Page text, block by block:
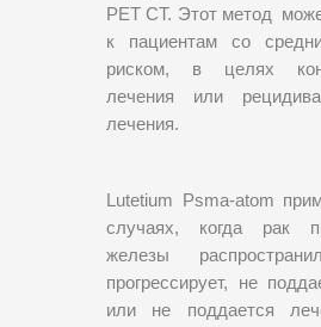
PET CT. Этот метод
к пациентам со
риском, в целях
лечения или
лечения.
Lutetium Psma-atom
случаях, когда рак
железы
прогрессирует, не
или не поддается